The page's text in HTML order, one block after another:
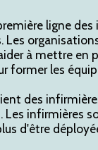
ligne
Les
à mettre en
former les
des
Les infirmières
d'être